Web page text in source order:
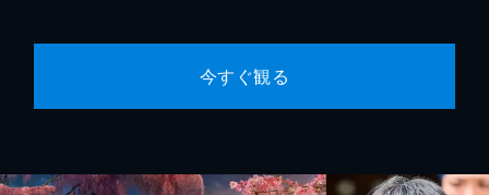
今すぐ観る